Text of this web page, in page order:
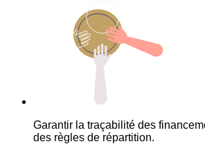
Garantir la traçabilité des
des règles de répartition.